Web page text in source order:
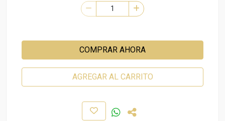
COMPRAR AHORA
AGREGAR AL CARRITO